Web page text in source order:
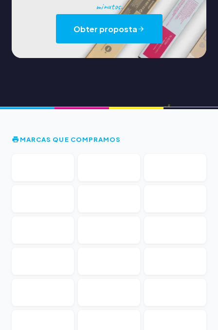
minutos.
Obter proposta
MARCAS QUE COMPRAMOS